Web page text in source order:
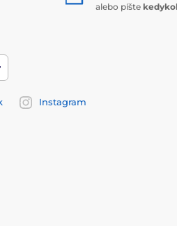
alebo píšte
Instagram